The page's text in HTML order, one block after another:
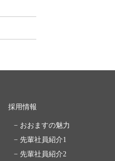
採用情報
− おおますの魅力
− 先輩社員紹介1
− 先輩社員紹介2